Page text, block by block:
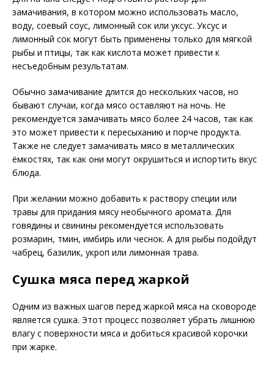
замачивания, в котором можно использовать масло,
воду, соевый соус, лимонный сок или уксус. Уксус и
лимонный сок могут быть применены только для мягкой
рыбы и птицы, так как кислота может привести к
несъедобным результатам.
Обычно замачивание длится до нескольких часов, но
бывают случаи, когда мясо оставляют на ночь. Не
рекомендуется замачивать мясо более 24 часов, так как
это может привести к пересыханию и порче продукта.
Также не следует замачивать мясо в металлических
ёмкостях, так как они могут окрушиться и испортить вкус
блюда.
При желании можно добавить к раствору специи или
травы для придания мясу необычного аромата. Для
говядины и свинины рекомендуется использовать
розмарин, тмин, имбирь или чеснок. А для рыбы подойдут
чабрец, базилик, укроп или лимонная трава.
Сушка мяса перед жаркой
Одним из важных шагов перед жаркой мяса на сковороде
является сушка. Этот процесс позволяет убрать лишнюю
влагу с поверхности мяса и добиться красивой корочки
при жарке.